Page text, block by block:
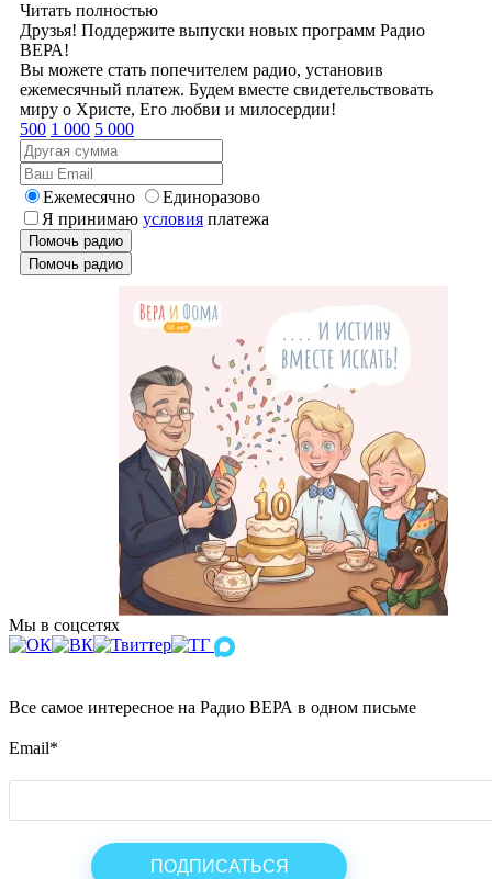
Читать полностью
Друзья! Поддержите выпуски новых программ Радио
ВЕРА!
Вы можете стать попечителем радио, установив
ежемесячный платеж. Будем вместе свидетельствовать
миру о Христе, Его любви и милосердии!
500 1 000 5 000
Ежемесячно
Единоразово
Я принимаю условия платежа
Помочь радио
Помочь радио
Мы в соцсетях
Все самое интересное на Радио ВЕРА в одном письме
Email*